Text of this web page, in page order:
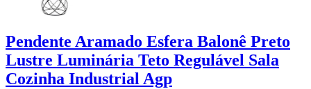
Pendente Aramado Esfera Balonê Preto
Lustre Luminária Teto Regulável Sala
Cozinha Industrial Agp